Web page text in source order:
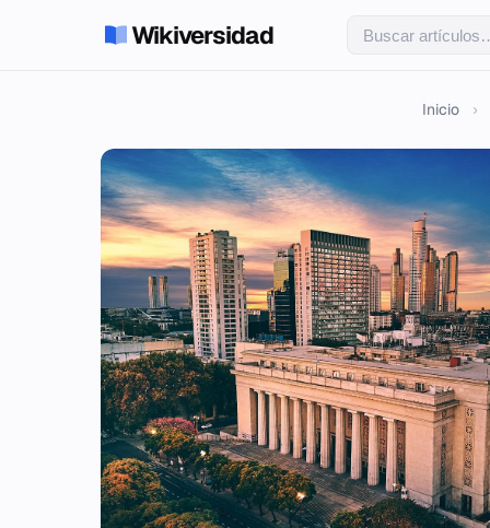
Wikiversidad
Inicio ›